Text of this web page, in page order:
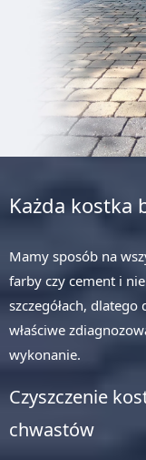
Każda kostka
Mamy sposób na
farby czy cement i
szczegółach,
właściwe
wykonanie.
Czyszczenie
chwastów